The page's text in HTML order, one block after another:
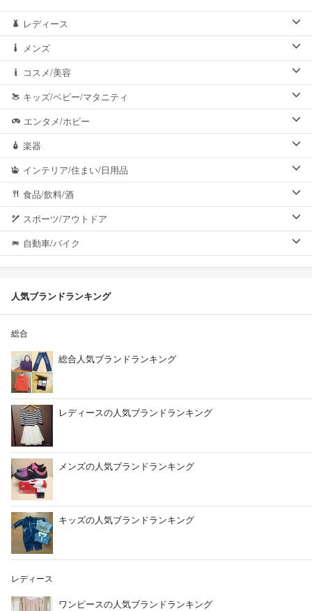
レディース
メンズ
コスメ/美容
キッズ/ベビー/マタニティ
エンタメ/ホビー
楽器
インテリア/住まい/日用品
食品/飲料/酒
スポーツ/アウトドア
自動車/バイク
人気ブランドランキング
総合
総合人気ブランドランキング
レディースの人気ブランドランキング
メンズの人気ブランドランキング
キッズの人気ブランドランキング
レディース
ワンピースの人気ブランドランキング